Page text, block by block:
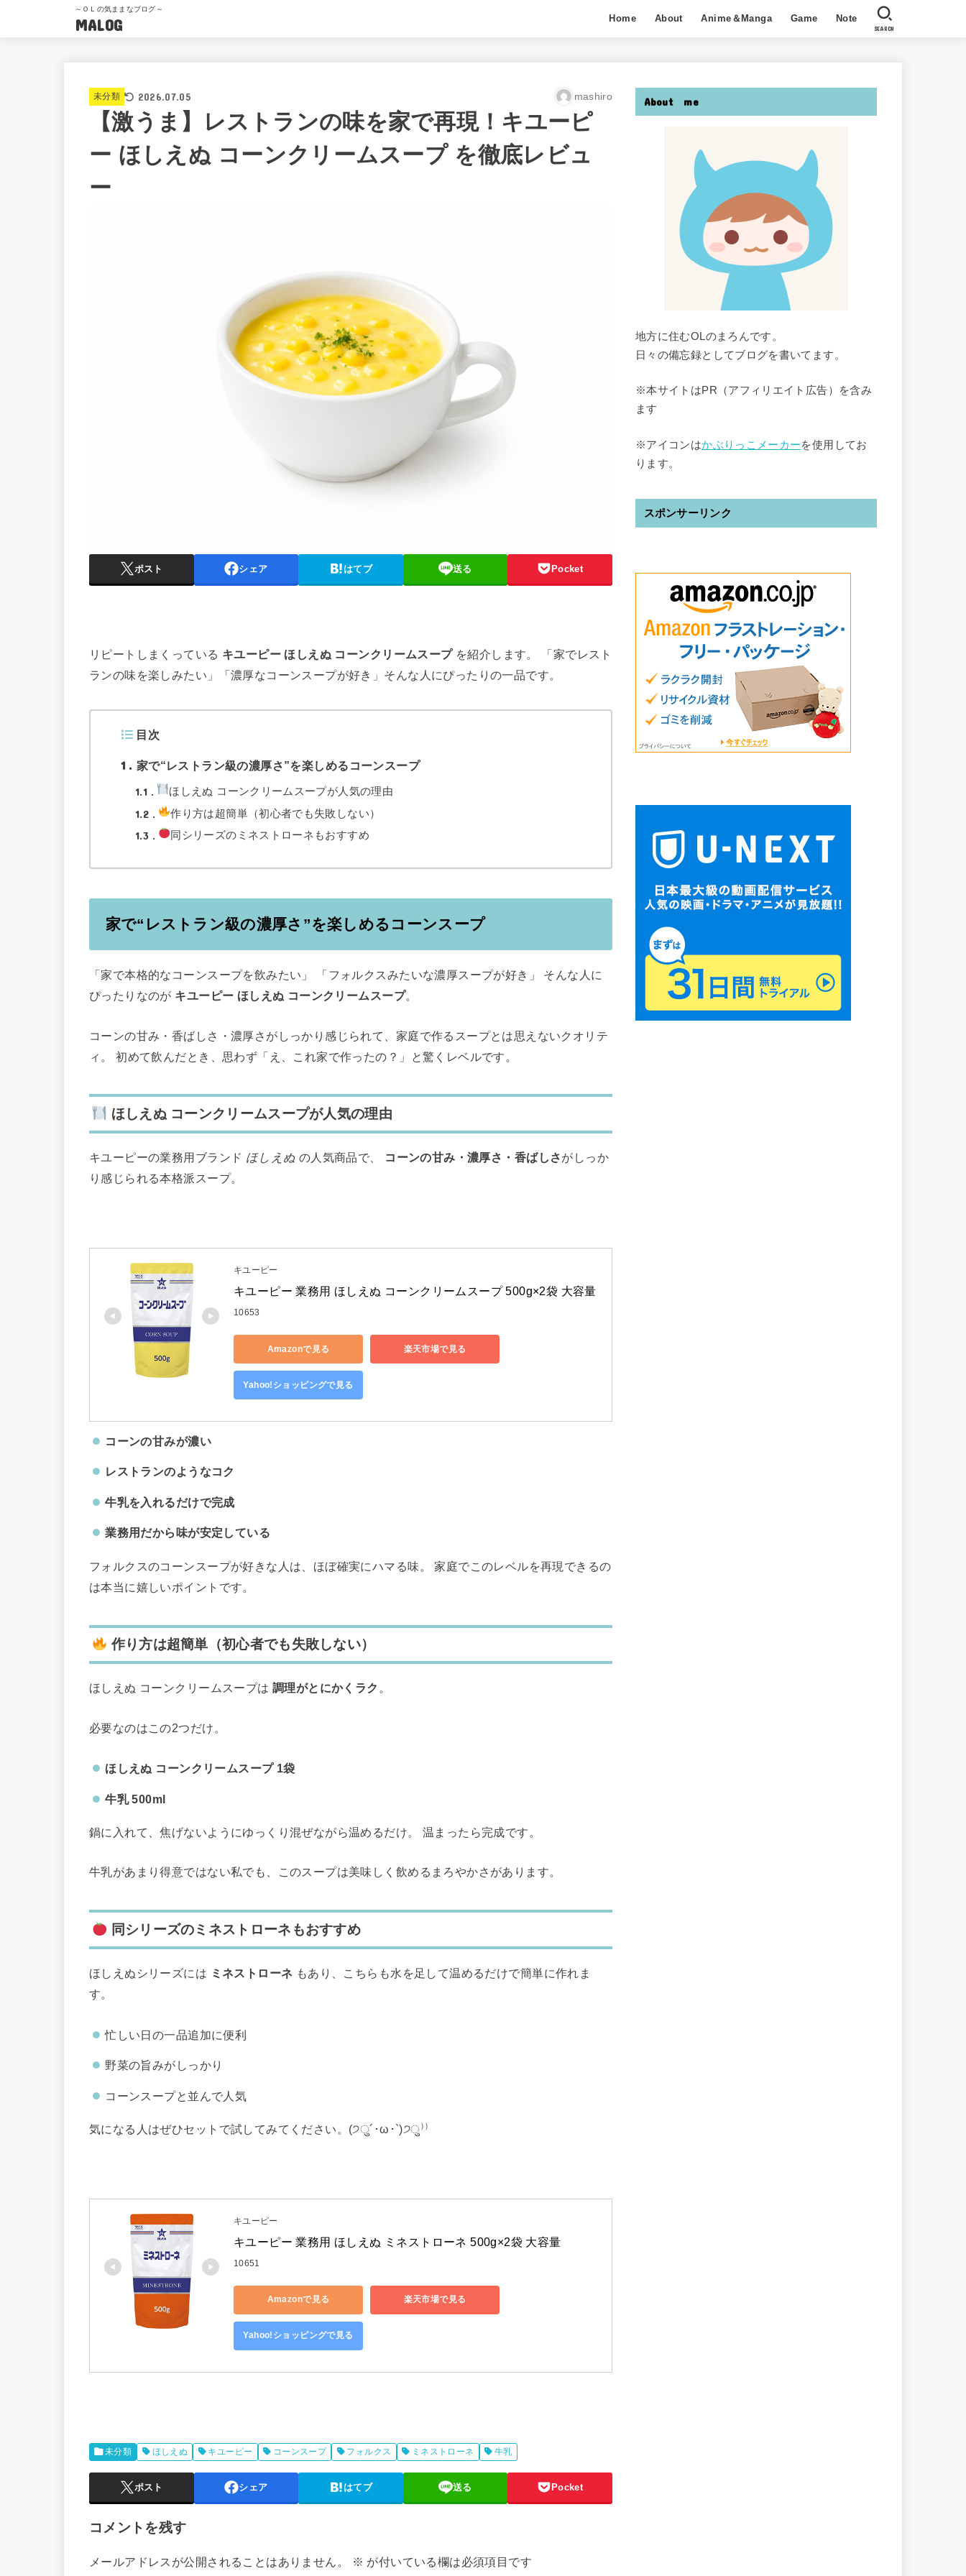
～ＯＬの気ままなブログ～
MALOG Home About Anime＆Manga Game Note
SEARCH
未分類 2026.07.05 mashiro
【激うま】レストランの味を家で再現！キユーピ
ー ほしえぬ コーンクリームスープ を徹底レビュ
ー
ポスト シェア はてブ 送る Pocket
リピートしまくっている キユーピー ほしえぬ コーンクリームスープを紹介します。 「家でレスト
ランの味を楽しみたい」「濃厚なコーンスープが好き」そんな人にぴったりの一品です。
目次
1 家で“レストラン級の濃厚さ”を楽しめるコーンスープ
1.1 ほしえぬ コーンクリームスープが人気の理由
1.2 作り方は超簡単（初心者でも失敗しない）
1.3 同シリーズのミネストローネもおすすめ
家で“レストラン級の濃厚さ”を楽しめるコーンスープ
「家で本格的なコーンスープを飲みたい」 「フォルクスみたいな濃厚スープが好き」 そんな人に
ぴったりなのが キユーピー ほしえぬ コーンクリームスープ。
コーンの甘み・香ばしさ・濃厚さがしっかり感じられて、家庭で作るスープとは思えないクオリテ
ィ。 初めて飲んだとき、思わず「え、これ家で作ったの？」と驚くレベルです。
ほしえぬ コーンクリームスープが人気の理由
キユーピーの業務用ブランド ほしえぬ の人気商品で、 コーンの甘み・濃厚さ・香ばしさがしっか
り感じられる本格派スープ。
キユーピー
キユーピー 業務用 ほしえぬ コーンクリームスープ 500g×2袋 大容量
10653
Amazonで見る 楽天市場で見る
Yahoo!ショッピングで見る
コーンの甘みが濃い
レストランのようなコク
牛乳を入れるだけで完成
業務用だから味が安定している
フォルクスのコーンスープが好きな人は、ほぼ確実にハマる味。 家庭でこのレベルを再現できるの
は本当に嬉しいポイントです。
作り方は超簡単（初心者でも失敗しない）
ほしえぬ コーンクリームスープは調理がとにかくラク 。
必要なのはこの2つだけ。
ほしえぬ コーンクリームスープ 1袋
牛乳 500ml
鍋に入れて、焦げないようにゆっくり混ぜながら温めるだけ。 温まったら完成です。
牛乳があまり得意ではない私でも、このスープは美味しく飲めるまろやかさがあります。
同シリーズのミネストローネもおすすめ
ほしえぬシリーズには ミネストローネ もあり、こちらも水を足して温めるだけで簡単に作れま
す。
忙しい日の一品追加に便利
野菜の旨みがしっかり
コーンスープと並んで人気
気になる人はぜひセットで試してみてください。(੭ु´･ω･`)੭ु⁾⁾
キユーピー
キユーピー 業務用 ほしえぬ ミネストローネ 500g×2袋 大容量
10651
Amazonで見る 楽天市場で見る
Yahoo!ショッピングで見る
未分類 ほしえぬ キユーピー コーンスープ フォルクス ミネストローネ 牛乳
ポスト シェア はてブ 送る Pocket
コメントを残す
メールアドレスが公開されることはありません。 ※ が付いている欄は必須項目です
About me
地方に住むOLのまろんです。
日々の備忘録としてブログを書いてます。
※本サイトはPR（アフィリエイト広告）を含み
ます
※アイコンはかぶりっこメーカーを使用してお
ります。
スポンサーリンク